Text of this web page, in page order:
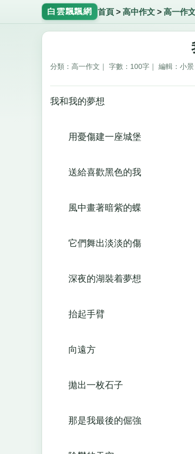
白雲飄飄網 首頁> 高中作文> 高一作
分類：高一作文｜ 字數：100字｜ 編輯：小景
我和我的夢想
用憂傷建一座城堡
送給喜歡黑色的我
風中畫著暗紫的蝶
它們舞出淡淡的傷
深夜的湖裝着夢想
抬起手臂
向遠方
拋出一枚石子
那是我最後的倔強